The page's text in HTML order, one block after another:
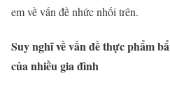
em về vấn đề nhức nhối trên.
Suy nghĩ về vấn đề thực phẩm
của nhiều gia đình